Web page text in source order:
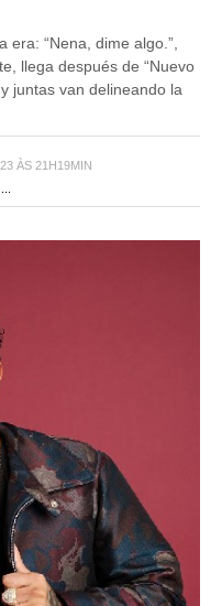
“Nena, dime algo.”,
llega después de “Nuevo
juntas van delineando la
ÀS 21H19MIN